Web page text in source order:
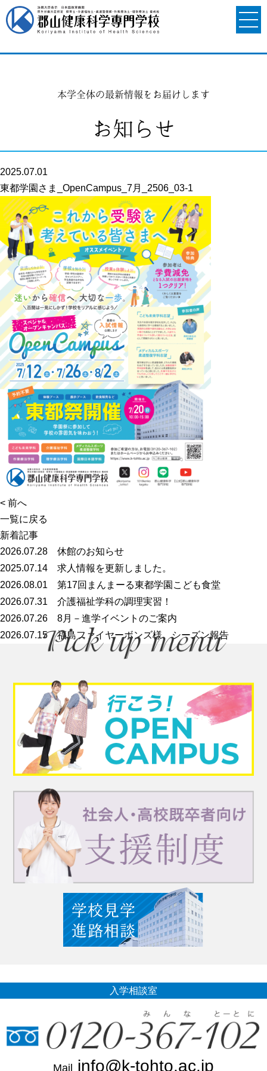
本学全体の最新情報をお届けします
お知らせ
2025.07.01
東都学園さま_OpenCampus_7月_2506_03-1
< 前へ
一覧に戻る
新着記事
2026.07.28 休館のお知らせ
2025.07.14 求人情報を更新しました。
2026.08.01 第17回まんまーる東都学園こども食堂
2026.07.31 介護福祉学科の調理実習！
2026.07.26 8月－進学イベントのご案内
2026.07.15福島ファイヤーボンズ様 シーズン報告
入学相談室
Mail info@k-tohto.ac.jp